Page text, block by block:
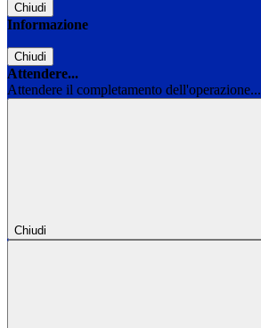
Chiudi
Informazione
Chiudi
Attendere...
Attendere il completamento dell'operazione...
Chiudi